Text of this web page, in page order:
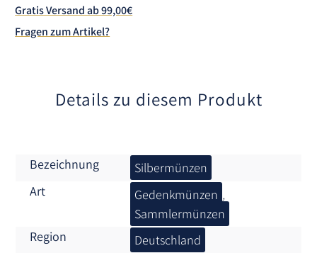
Gratis Versand ab 99,00€
Fragen zum Artikel?
Details zu diesem Produkt
Bezeichnung
Silbermünzen
Art
Gedenkmünzen ,
Sammlermünzen
Region
Deutschland